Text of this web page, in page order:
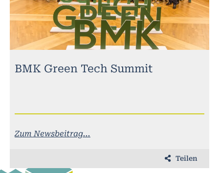
BMK Green Tech Summit
Zum Newsbeitrag...
Teilen